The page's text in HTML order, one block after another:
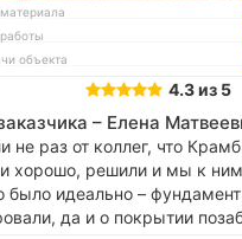
объекта
4.3 из 5
– Елена
не раз от коллег, что
хорошо, решили и мы к ним
было идеально – фундамент
да и о покрытии